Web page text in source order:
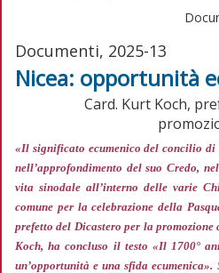
Documenti, 2025-13
Nicea: opportunità
Card. Kurt Koch,
«Il significato ecumenico del concilio di
nell’approfondimento del suo Credo,
vita sinodale all’interno delle varie
comune per la celebrazione della
prefetto del Dicastero per la
Koch, ha concluso il testo «Il 1700°
un’opportunità e una sfida